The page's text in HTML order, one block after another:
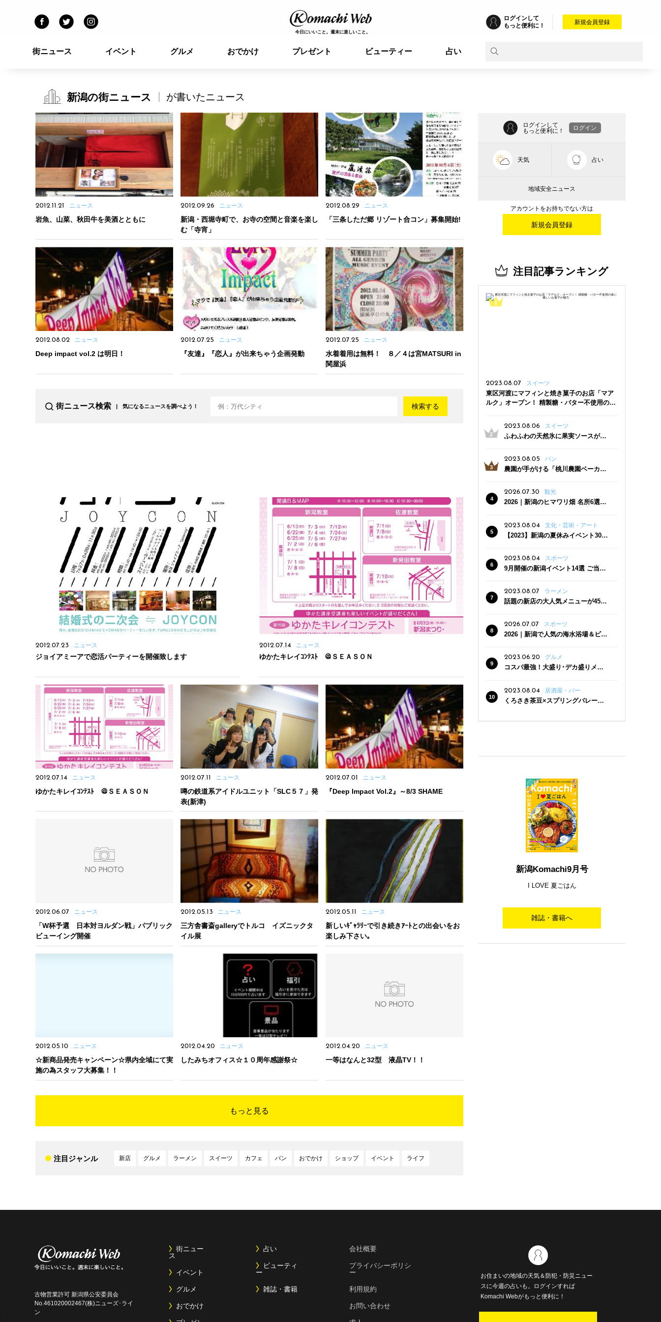
今日にいいこと。週末に楽しいこと。
ログインして
もっと便利に！
新規会員登録
街ニュース イベント グルメ おでかけ プレゼント ビューティー 占い
新潟の街ニュース が書いたニュース
2012.11.21 ニュース
岩魚、山菜、秋田牛を美酒とともに
2012.09.26 ニュース
新潟・西堀寺町で、お寺の空間と音楽を楽し
む「寺宵」
2012.08.29 ニュース
「三条しただ郷 リゾート合コン」募集開始!
2012.08.02 ニュース
Deep impact vol.2 は明日！
2012.07.25 ニュース
『友達』『恋人』が出来ちゃう企画発動
2012.07.25 ニュース
水着着用は無料！ ８／４は宮MATSURI in
関屋浜
街ニュース検索 気になるニュースを調べよう！ 検索する
2012.07.23 ニュース
ジョイアミーアで恋活パーティーを開催致します
2012.07.14 ニュース
ゆかたキレイｺﾝﾃｽﾄ ＠ＳＥＡＳＯＮ
2012.07.14 ニュース
ゆかたキレイｺﾝﾃｽﾄ ＠ＳＥＡＳＯＮ
2012.07.11 ニュース
噂の鉄道系アイドルユニット「SLC５７」発
表(新津)
2012.07.01 ニュース
『Deep Impact Vol.2』～8/3 SHAME
2012.06.07 ニュース
「W杯予選 日本対ヨルダン戦」パブリック
ビューイング開催
2012.05.13 ニュース
三方舎書斎galleryでトルコ イズニックタ
イル展
2012.05.11 ニュース
新しいｷﾞｬﾗﾘｰで引き続きｱｰﾄとの出会いをお
楽しみ下さい｡
2012.05.10 ニュース
☆新商品発売キャンペーン☆県内全域にて実
施の為スタッフ大募集！！
2012.04.20 ニュース
したみちオフィス☆１０周年感謝祭☆
2012.04.20 ニュース
一等はなんと32型 液晶TV！！
もっと見る
注目ジャンル 新店 グルメ ラーメン スイーツ カフェ パン おでかけ ショップ イベント ライフ
ログインして
もっと便利に！
ログイン
天気 占い
地域安全ニュース
アカウントをお持ちでない方は
新規会員登録
注目記事ランキング
2023.08.07 スイーツ
東区河渡にマフィンと焼き菓子のお店「マア
ルク」オープン！ 精製糖・バター不使用の体
2023.08.06
スイーツ
ふわふわの天然氷に果実ソースがた
三条駅近くにオープン
2023.08.05 パン
農園が手がける「桃川農園ベーカリ
った焼きたてパンのほか、ジェラー
トやスムージーも
2026.07.30 観光
2026｜新潟のヒマワリ畑 名所6選
2023.08.04
文化・芸術・アート
【2023】新潟の夏休みイベント30
2023.08.04
スポーツ
9月開催の新潟イベント14選 ご当地
2023.08.07 ラーメン
話題の新店の大人気メニューが450
クーポン登場
2026.07.07 スポーツ
2026｜新潟で人気の海水浴場＆ビー
2023.06.20
グルメ
コスパ最強！大盛り･デカ盛りメニ
2023.08.04
居酒屋・バー
くろさき茶豆×スプリングバレー豊
新潟Komachi9月号
I LOVE 夏ごはん
雑誌・書籍へ
古物営業許可 新潟県公安委員会
No.461020002467(株)ニューズ･ライ
ン
街ニュー
ス
イベント
グルメ
おでかけ
占い
ビューティ
ー
雑誌・書籍
会社概要
プライバシーポリシ
ー
利用規約
お問い合わせ
お住まいの地域の天気＆防犯・防災ニュー
スに今週の占いも。ログインすれば
Komachi Webがもっと便利に！